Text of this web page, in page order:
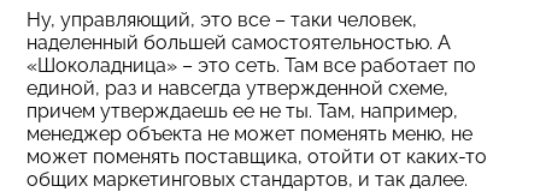
Ну, управляющий, это все – таки человек,
наделенный большей самостоятельностью. А
«Шоколадница» – это сеть. Там все работает по
единой, раз и навсегда утвержденной схеме,
причем утверждаешь ее не ты. Там, например,
менеджер объекта не может поменять меню, не
может поменять поставщика, отойти от каких-то
общих маркетинговых стандартов, и так далее.